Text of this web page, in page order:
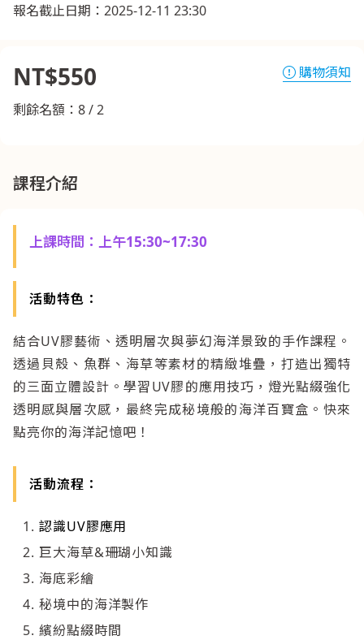
報名截止日期：2025-12-11 23:30
課程介紹
上課時間：上午15:30~17:30
活動特色：
結合UV膠藝術、透明層次與夢幻海洋景致的手作課程。
透過貝殼、魚群、海草等素材的精緻堆疊，打造出獨特
的三面立體設計。學習UV膠的應用技巧，燈光點綴強化
透明感與層次感，最終完成秘境般的海洋百寶盒。快來
點亮你的海洋記憶吧！
活動流程：
認識UV膠應用
巨大海草&珊瑚小知識
海底彩繪
秘境中的海洋製作
繽紛點綴時間
NT$550 購物須知
剩餘名額：8 / 2